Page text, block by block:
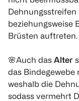
Dehnungsstreifen
beziehungsweise
Brüsten auftreten.
🌸Auch das Alter
das Bindegewebe
weshalb die
sodass vermehrt